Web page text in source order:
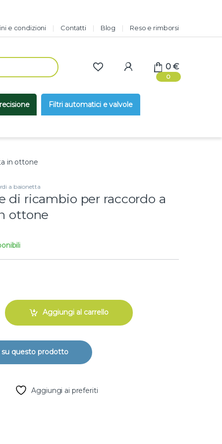
e condizioni Contatti Blog Reso e rimborsi
0
0€
Filtri automatici e valvole
in ottone
a baionetta
di ricambio per raccordo a
ottone
ricambio per raccordo a baionetta in ottone quantity
Aggiungi al carrello
Aggiungi ai preferiti